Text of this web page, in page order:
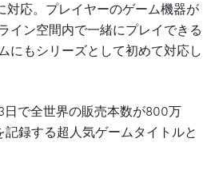
対応。プレイヤーのゲーム機器が
イン空間内で一緒にプレイできる
にもシリーズとして初めて対応し
で全世界の販売本数が800万
記録する超人気ゲームタイトルと